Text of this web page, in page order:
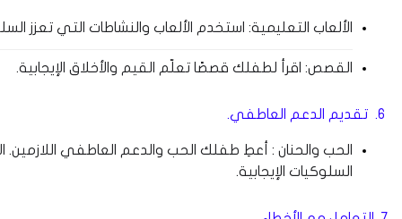
الألعاب التعليمية: استخدم الألعاب والنشاطات التي تعزز
القصص: اقرأ لطفلك قصصًا تعلّم القيم والأخلاق الإيجابية.
تقديم الدعم العاطفي.
الحب والحنان : أعطِ طفلك الحب والدعم العاطفي اللازمين.
السلوكيات الإيجابية.